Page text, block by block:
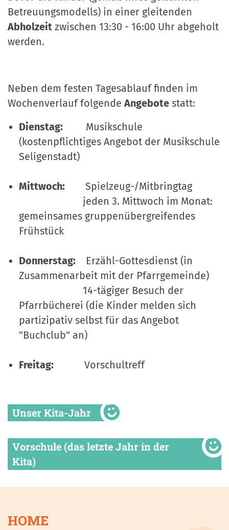
Betreuungsmodells) in einer gleitenden
Abholzeit zwischen 13:30 - 16:00 Uhr abgeholt
werden.
Neben dem festen Tagesablauf finden im
Wochenverlauf folgende Angebote statt:
Dienstag: Musikschule
(kostenpflichtiges Angebot der Musikschule
Seligenstadt)
Mittwoch: Spielzeug-/Mitbringtag
jeden 3. Mittwoch im Monat:
gemeinsames gruppenübergreifendes
Frühstück
Donnerstag: Erzähl-Gottesdienst (in
Zusammenarbeit mit der Pfarrgemeinde)
14-tägiger Besuch der
Pfarrbücherei (die Kinder melden sich
partizipativ selbst für das Angebot
"Buchclub" an)
Freitag: Vorschultreff
Unser Kita-Jahr
Vorschule (das letzte Jahr in der
Kita)
HOME